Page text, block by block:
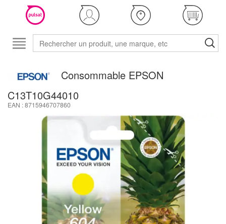
Consommable EPSON
C13T10G44010
EAN : 8715946707860